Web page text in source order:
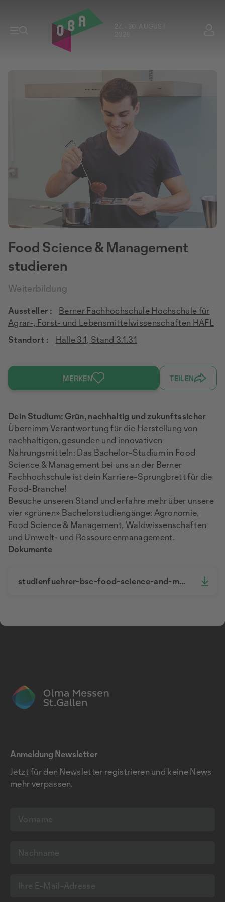
27. - 30. AUGUST
Food Science & Management
studieren
Weiterbildung
Aussteller :
Berner Fachhochschule Hochschule für
Agrar-, Forst- und Lebensmittelwissenschaften HAFL
Standort :
Halle 3.1, Stand 3.1.31
MERKEN TEILEN
Dein Studium: Grün, nachhaltig und zukunftssicher
Übernimm Verantwortung für die Herstellung von
nachhaltigen, gesunden und innovativen
Nahrungsmitteln: Das Bachelor-Studium in Food
Science & Management bei uns an der Berner
Fachhochschule ist dein Karriere-Sprungbrett für die
Food-Branche!
Besuche unseren Stand und erfahre mehr über unsere
vier «grünen» Bachelorstudiengänge: Agronomie,
Food Science & Management, Waldwissenschaften
und Umwelt- und Ressourcenmanagement.
Dokumente
studienfuehrer-bsc-food-science-and-management-de.pdf
Anmeldung Newsletter
Jetzt für den Newsletter registrieren und keine News
mehr verpassen.